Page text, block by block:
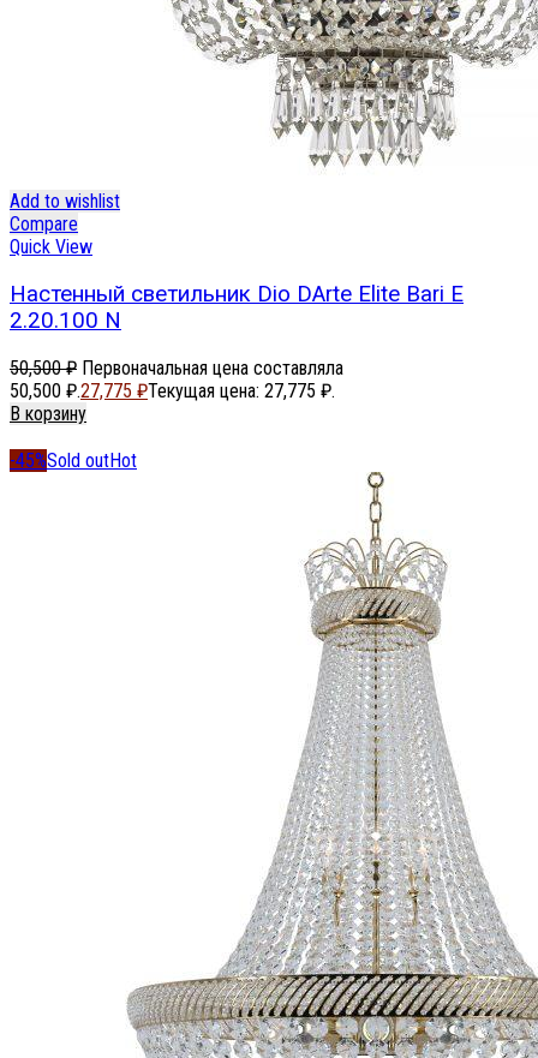
Add to wishlist
Compare
Quick View
Настенный светильник Dio DArte Elite Bari E
2.20.100 N
50,500₽ Первоначальная цена составляла
50,500 ₽.27,775 ₽Текущая цена: 27,775 ₽.
В корзину
-45%Sold outHot